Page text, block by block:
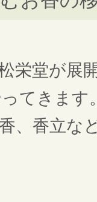
栄堂が展
てきます
、香立な